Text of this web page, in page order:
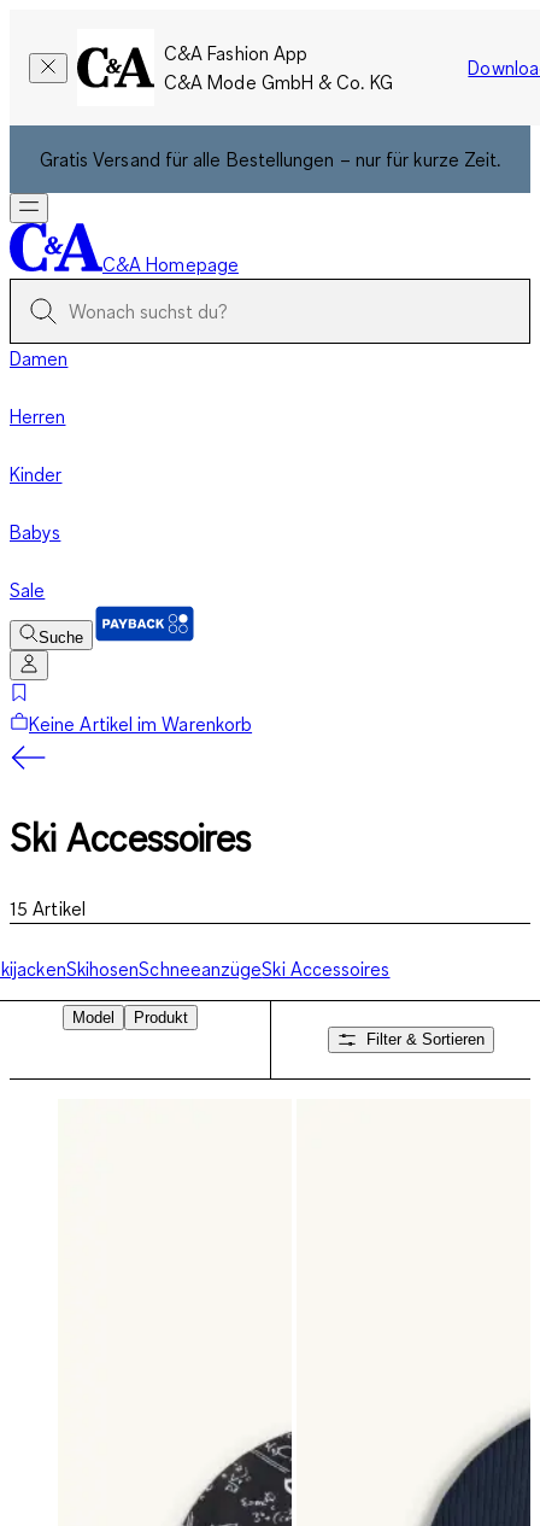
C&A Fashion App
C&A Mode GmbH & Co. KG
Gratis Versand für alle Bestellungen – nur für kurze Zeit.
C&A Homepage
Damen
Herren
Kinder
Babys
Sale
Suche
Keine Artikel im Warenkorb
Ski Accessoires
15 Artikel
SkihosenSchneeanzügeSki Accessoires
Model
Produkt
Filter & Sortieren